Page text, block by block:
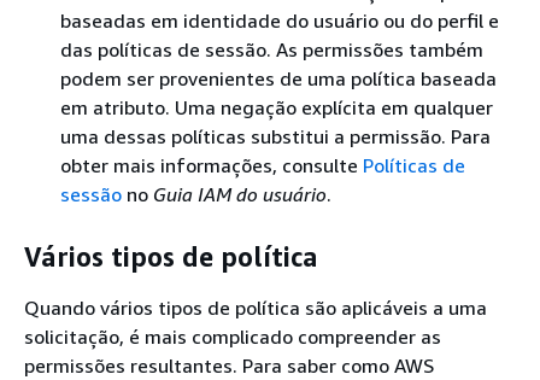
baseadas em identidade do usuário ou do perfil e
das políticas de sessão. As permissões também
podem ser provenientes de uma política baseada
em atributo. Uma negação explícita em qualquer
uma dessas políticas substitui a permissão. Para
obter mais informações, consulte Políticas de
sessão no Guia IAM do usuário.
Vários tipos de política
Quando vários tipos de política são aplicáveis a uma
solicitação, é mais complicado compreender as
permissões resultantes. Para saber como AWS